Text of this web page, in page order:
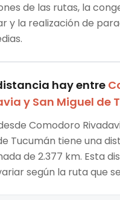
de las rutas, la
y la realización de
hay entre
y San Miguel de
Comodoro
Tucumán tiene una
de 2.377 km. Esta
según la ruta que